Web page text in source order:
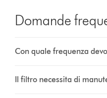
Domande
Con quale frequenza
Il filtro necessita di